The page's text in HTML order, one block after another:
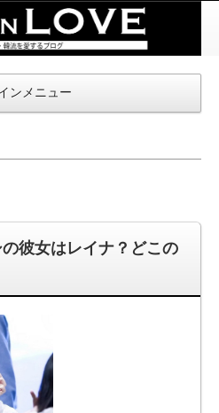
ンメニュー
彼女はレイナ？どこの